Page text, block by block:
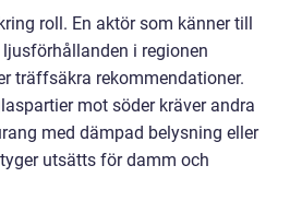
roll. En aktör som känner till
i regionen
träffsäkra rekommendationer.
mot söder kräver andra
med dämpad belysning eller
utsätts för damm och